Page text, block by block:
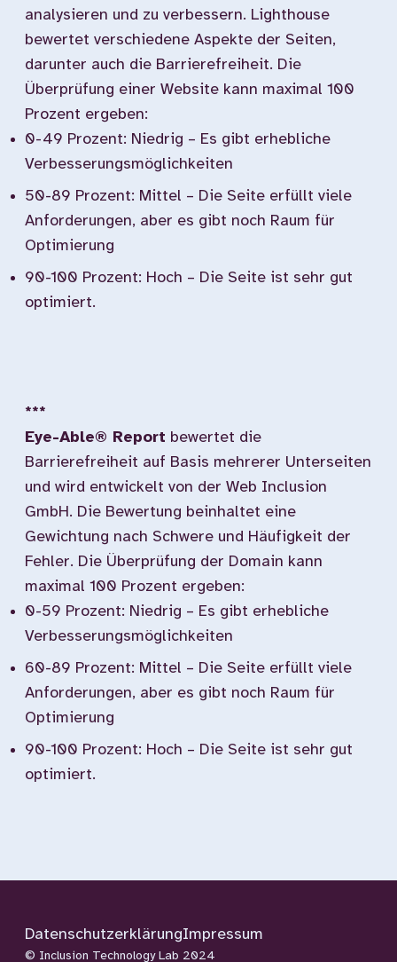
analysieren und zu verbessern. Lighthouse
bewertet verschiedene Aspekte der Seiten,
darunter auch die Barrierefreiheit. Die
Überprüfung einer Website kann maximal 100
Prozent ergeben:
0-49 Prozent: Niedrig – Es gibt erhebliche
Verbesserungsmöglichkeiten
50-89 Prozent: Mittel – Die Seite erfüllt viele
Anforderungen, aber es gibt noch Raum für
Optimierung
90-100 Prozent: Hoch – Die Seite ist sehr gut
optimiert.
***
Eye-Able® Report bewertet die
Barrierefreiheit auf Basis mehrerer Unterseiten
und wird entwickelt von der Web Inclusion
GmbH. Die Bewertung beinhaltet eine
Gewichtung nach Schwere und Häufigkeit der
Fehler. Die Überprüfung der Domain kann
maximal 100 Prozent ergeben:
0-59 Prozent: Niedrig – Es gibt erhebliche
Verbesserungsmöglichkeiten
60-89 Prozent: Mittel – Die Seite erfüllt viele
Anforderungen, aber es gibt noch Raum für
Optimierung
90-100 Prozent: Hoch – Die Seite ist sehr gut
optimiert.
DatenschutzerklärungImpressum
© Inclusion Technology Lab 2024